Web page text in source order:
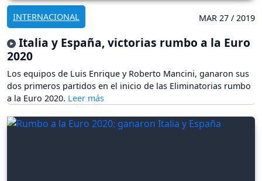
INTERNACIONAL MAR 27 / 2019
Italia y España, victorias rumbo a la Euro
2020
Los equipos de Luis Enrique y Roberto Mancini, ganaron sus
dos primeros partidos en el inicio de las Eliminatorias rumbo
a la Euro 2020.